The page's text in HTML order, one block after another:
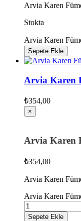
Arvia Karen
Stokta
Arvia Karen
Sepete Ekle
Arvia Karen
₺354,00
×
Arvia Karen
₺354,00
Arvia Karen
Arvia Karen
Sepete Ekle